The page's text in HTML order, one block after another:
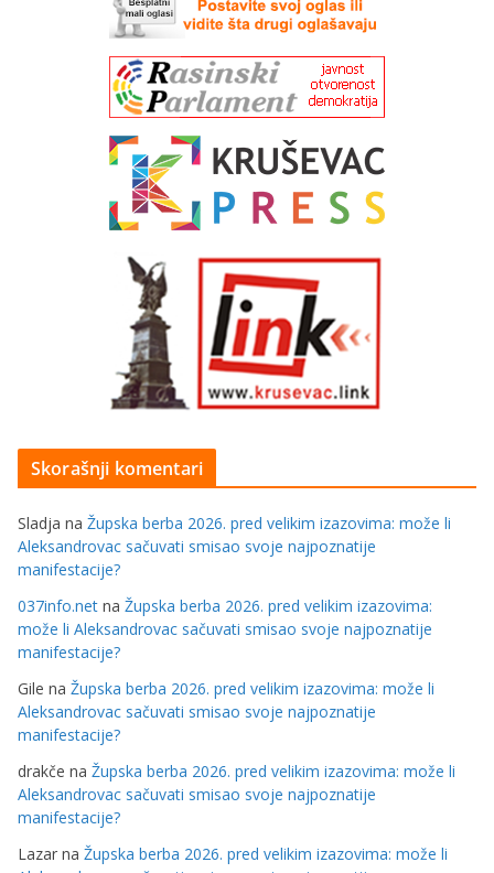
Skorašnji komentari
Sladja na Župska berba 2026. pred velikim izazovima: može li
Aleksandrovac sačuvati smisao svoje najpoznatije
manifestacije?
037info.net na Župska berba 2026. pred velikim izazovima:
može li Aleksandrovac sačuvati smisao svoje najpoznatije
manifestacije?
Gile na Župska berba 2026. pred velikim izazovima: može li
Aleksandrovac sačuvati smisao svoje najpoznatije
manifestacije?
drakče na Župska berba 2026. pred velikim izazovima: može li
Aleksandrovac sačuvati smisao svoje najpoznatije
manifestacije?
Lazar na Župska berba 2026. pred velikim izazovima: može li